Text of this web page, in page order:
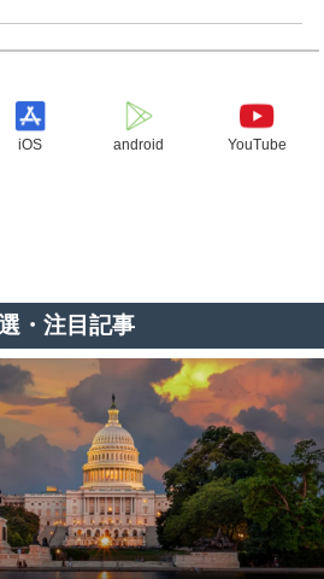
iOS android YouTube
・注目記事